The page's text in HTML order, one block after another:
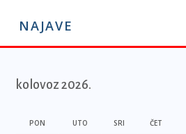
NAJAVE
kolovoz 2026.
PON UTO SRI ČET